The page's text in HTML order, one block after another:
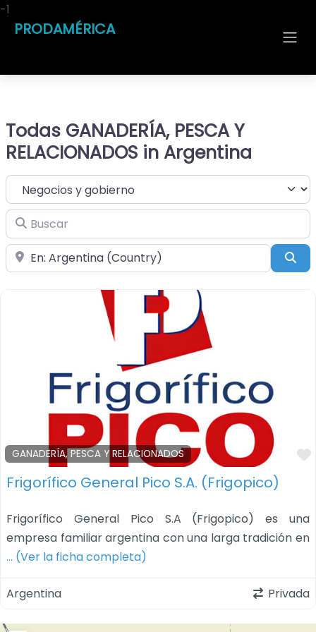
PRODAMÉRICA
Todas GANADERÍA, PESCA Y
RELACIONADOS in Argentina
Seleccionar el formulario de búsqueda
Buscar
Cerca de
GANADERÍA, PESCA Y RELACIONADOS
Frigorífico General Pico S.A. (Frigopico)
Frigorífico General Pico S.A (Frigopico) es una
empresa familiar argentina con una larga tradición en
… (Ver la ficha completa)
Argentina Privada
-1